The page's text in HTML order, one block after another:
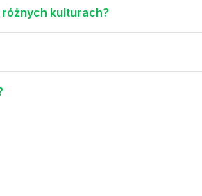
różnych kulturach?